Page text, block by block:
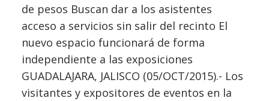
de pesos Buscan dar a los asistentes
acceso a servicios sin salir del recinto El
nuevo espacio funcionará de forma
independiente a las exposiciones
GUADALAJARA, JALISCO (05/OCT/2015).- Los
visitantes y expositores de eventos en la